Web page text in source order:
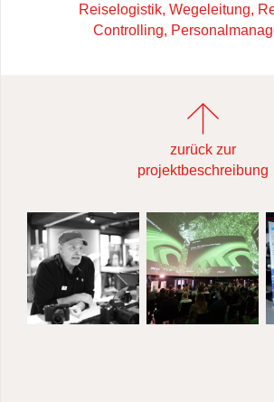
Reiselogistik, Wegeleitung,
Controlling,
zurück zur
projektbeschreibung